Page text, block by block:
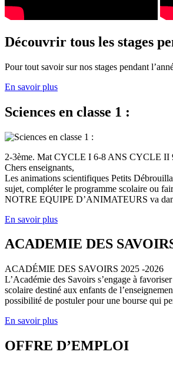
Découvrir tous les stages
Pour tout savoir sur nos stages pendant
En savoir plus
Sciences en classe 1 :
2-3ème. Mat CYCLE I 6-8 ANS CYCLE
Chers enseignants,
Les animations scientifiques Petits
sujet, compléter le programme scolaire ou
NOTRE EQUIPE D’ANIMATEURS va
En savoir plus
ACADEMIE DES
ACADÉMIE DES SAVOIRS 2025 -2026
L’Académie des Savoirs s’engage à
scolaire destiné aux enfants de
possibilité de postuler pour une bourse qui
En savoir plus
OFFRE D’EMPLOI